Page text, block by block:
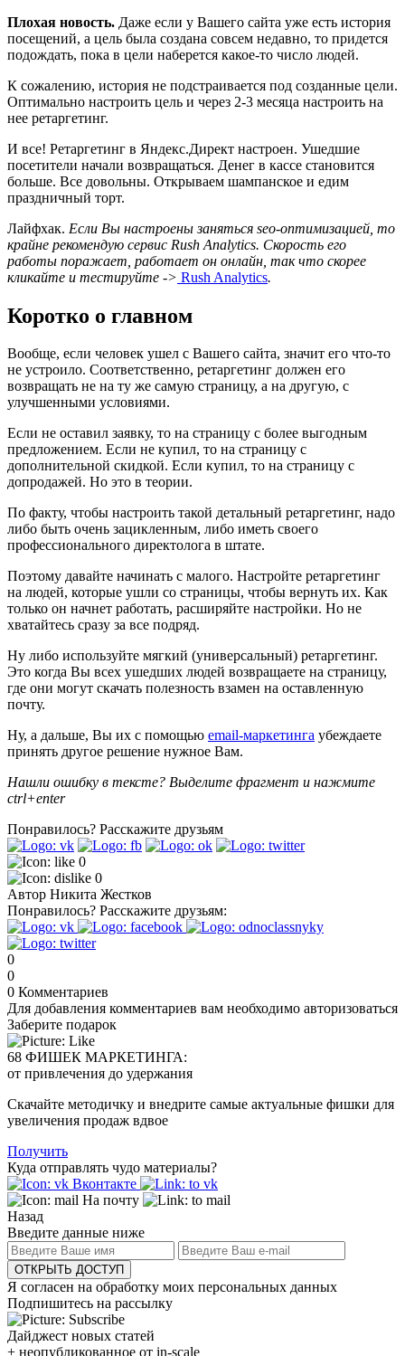
Плохая новость. Даже если у Вашего сайта уже есть история
посещений, а цель была создана совсем недавно, то придется
подождать, пока в цели наберется какое-то число людей.
К сожалению, история не подстраивается под созданные цели.
Оптимально настроить цель и через 2-3 месяца настроить на
нее ретаргетинг.
И все! Ретаргетинг в Яндекс.Директ настроен. Ушедшие
посетители начали возвращаться. Денег в кассе становится
больше. Все довольны. Открываем шампанское и едим
праздничный торт.
Лайфхак. Если Вы настроены заняться seo-оптимизацией, то
крайне рекомендую сервис Rush Analytics. Скорость его
работы поражает, работает он онлайн, так что скорее
кликайте и тестируйте -> Rush Analytics.
Коротко о главном
Вообще, если человек ушел с Вашего сайта, значит его что-то
не устроило. Соответственно, ретаргетинг должен его
возвращать не на ту же самую страницу, а на другую, с
улучшенными условиями.
Если не оставил заявку, то на страницу с более выгодным
предложением. Если не купил, то на страницу с
дополнительной скидкой. Если купил, то на страницу с
допродажей. Но это в теории.
По факту, чтобы настроить такой детальный ретаргетинг, надо
либо быть очень зацикленным, либо иметь своего
профессионального директолога в штате.
Поэтому давайте начинать с малого. Настройте ретаргетинг
на людей, которые ушли со страницы, чтобы вернуть их. Как
только он начнет работать, расширяйте настройки. Но не
хватайтесь сразу за все подряд.
Ну либо используйте мягкий (универсальный) ретаргетинг.
Это когда Вы всех ушедших людей возвращаете на страницу,
где они могут скачать полезность взамен на оставленную
почту.
Ну, а дальше, Вы их с помощью email-маркетинга убеждаете
принять другое решение нужное Вам.
Нашли ошибку в тексте? Выделите фрагмент и нажмите
ctrl+enter
Понравилось? Расскажите друзьям
0
0
Автор Никита Жестков
Понравилось? Расскажите друзьям:
0
0
0 Комментариев
Для добавления комментариев вам необходимо авторизоваться
Заберите подарок
68 ФИШЕК МАРКЕТИНГА:
от привлечения до удержания
Скачайте методичку и внедрите самые актуальные фишки для
увеличения продаж вдвое
Получить
Куда отправлять чудо материалы?
Вконтакте
На почту
Назад
Введите данные ниже
ОТКРЫТЬ ДОСТУП
Я согласен на обработку моих персональных данных
Подпишитесь на рассылку
Дайджест новых статей
+ неопубликованное от in-scale